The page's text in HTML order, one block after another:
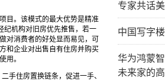
目。该模式的最大优势是精准
纪机构对旧房优先推售，若一
对消费者的好处显而易见，可
和企业对出售自有住房并购买
用。
手住房置换链条，促进一手、
专家共话
中国写字
华为鸿蒙
未来家的